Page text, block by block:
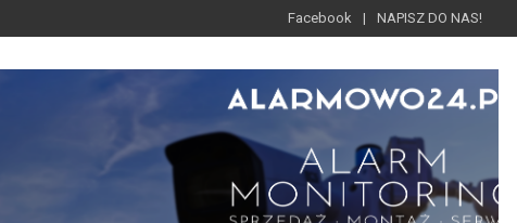
Facebook NAPISZ DO NAS!